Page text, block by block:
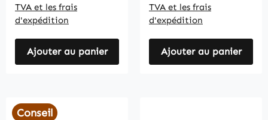
TVA et les frais
d'expédition
Ajouter au panier
TVA et les frais
d'expédition
Ajouter au panier
Conseil